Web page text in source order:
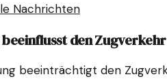
Nachrichten
den
beeinträchtigt den